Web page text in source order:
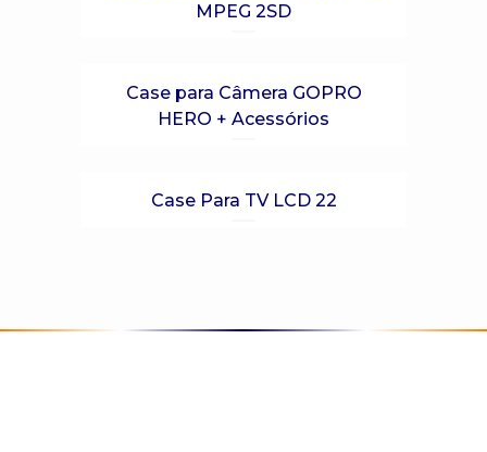
MPEG 2SD
Case para Câmera GOPRO
HERO + Acessórios
Case Para TV LCD 22